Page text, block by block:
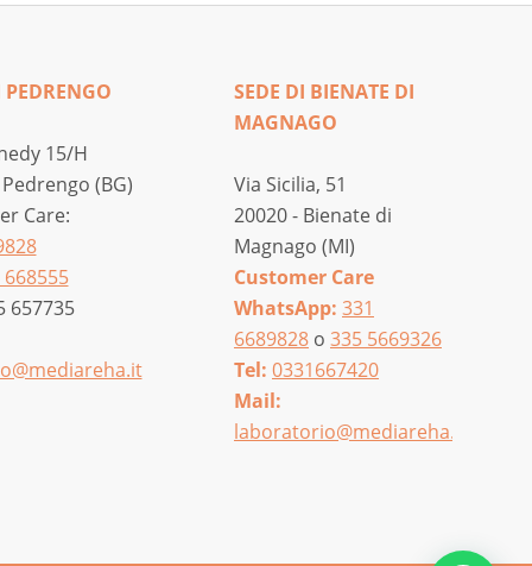
PEDRENGO
15/H
(BG)
Care:
657735
SEDE DI BIENATE DI
MAGNAGO
Via Sicilia, 51
20020 - Bienate di
Magnago (MI)
Customer Care
WhatsApp: 331
6689828 o 335 5669326
Tel: 0331667420
Mail:
laboratorio@mediareha.it